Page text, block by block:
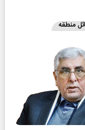
منطقه